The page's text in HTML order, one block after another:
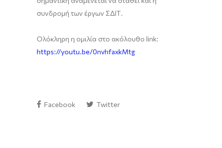
συνδρομή των έργων ΣΔΙΤ.
Ολόκληρη η ομιλία στο ακόλουθο link:
https://youtu.be/0nvhfaxkMtg
Facebook Twitter